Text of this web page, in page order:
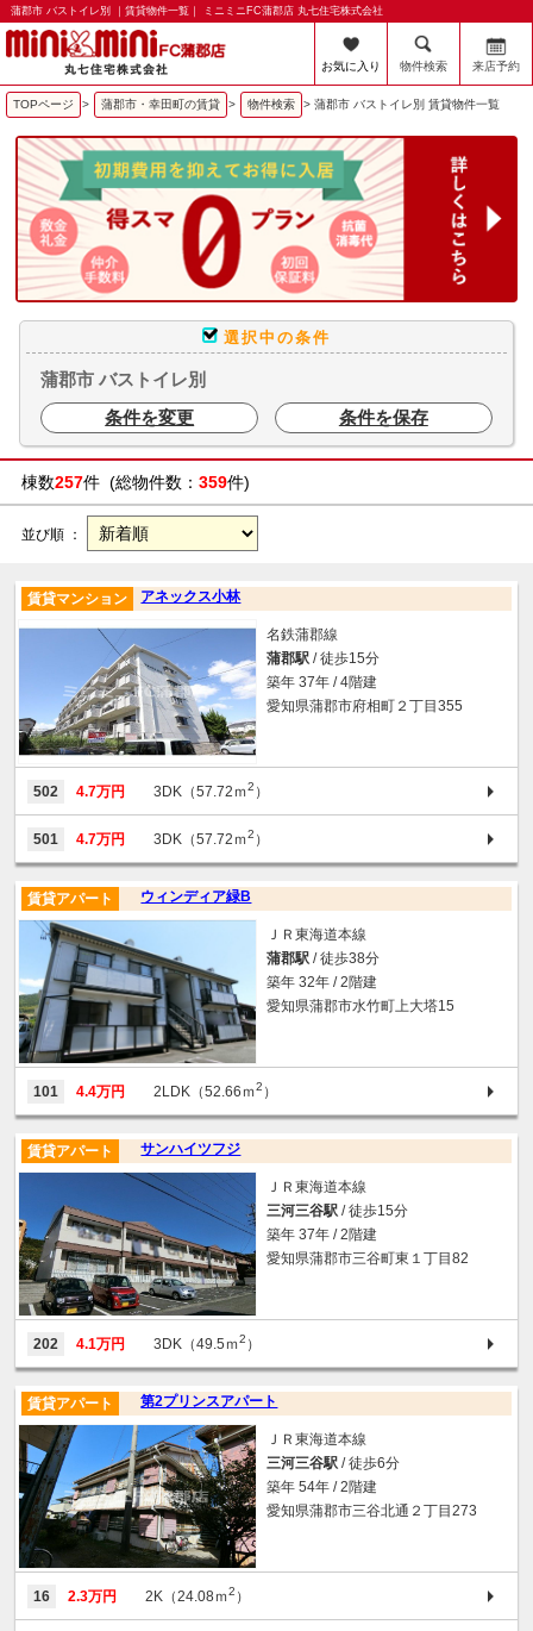
蒲郡市 バストイレ別 ｜賃貸物件一覧｜ ミニミニFC蒲郡店 丸七住宅株式会社
お気に入り 物件検索 来店予約
TOPページ > 蒲郡市・幸田町の賃貸 > 物件検索 > 蒲郡市 バストイレ別 賃貸物件一覧
選択中の条件
蒲郡市 バストイレ別
条件を変更
条件を保存
棟数257件 (総物件数： 359件)
並び順 ：
アネックス小林
賃貸マンション
名鉄蒲郡線
蒲郡駅 / 徒歩15分
築年 37年 / 4階建
愛知県蒲郡市府相町２丁目355
502 4.7万円 3DK（57.72ｍ2 ）
501 4.7万円 3DK（57.72ｍ2 ）
ウィンディア緑B
賃貸アパート
ＪＲ東海道本線
蒲郡駅 / 徒歩38分
築年 32年 / 2階建
愛知県蒲郡市水竹町上大塔15
101 4.4万円 2LDK（52.66ｍ2 ）
サンハイツフジ
賃貸アパート
ＪＲ東海道本線
三河三谷駅 / 徒歩15分
築年 37年 / 2階建
愛知県蒲郡市三谷町東１丁目82
202 4.1万円 3DK（49.5ｍ2 ）
第2プリンスアパート
賃貸アパート
ＪＲ東海道本線
三河三谷駅 / 徒歩6分
築年 54年 / 2階建
愛知県蒲郡市三谷北通２丁目273
16 2.3万円 2K（24.08ｍ2 ）